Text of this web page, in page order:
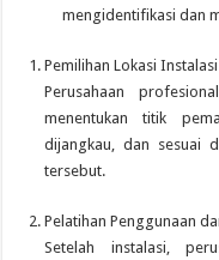
mengidentifikasi dan
Pemilihan Lokasi
Perusahaan
menentukan titik
dijangkau, dan sesuai
tersebut.
Pelatihan Penggunaan
Setelah instalasi,